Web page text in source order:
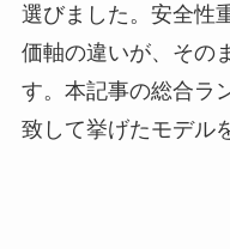
選びました。安全性
価軸の違いが、その
す。本記事の総合ラ
致して挙げたモデル